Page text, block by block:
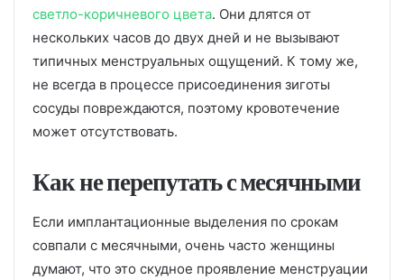
светло-коричневого цвета. Они длятся от
нескольких часов до двух дней и не вызывают
типичных менструальных ощущений. К тому же,
не всегда в процессе присоединения зиготы
сосуды повреждаются, поэтому кровотечение
может отсутствовать.
Как не перепутать с месячными
Если имплантационные выделения по срокам
совпали с месячными, очень часто женщины
думают, что это скудное проявление менструации